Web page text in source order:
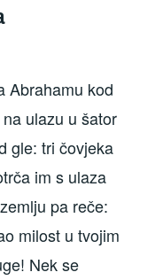
Abrahamu kod
ulazu u šator
gle: tri čovjeka
im s ulaza
pa reče:
milost u tvojim
Nek se